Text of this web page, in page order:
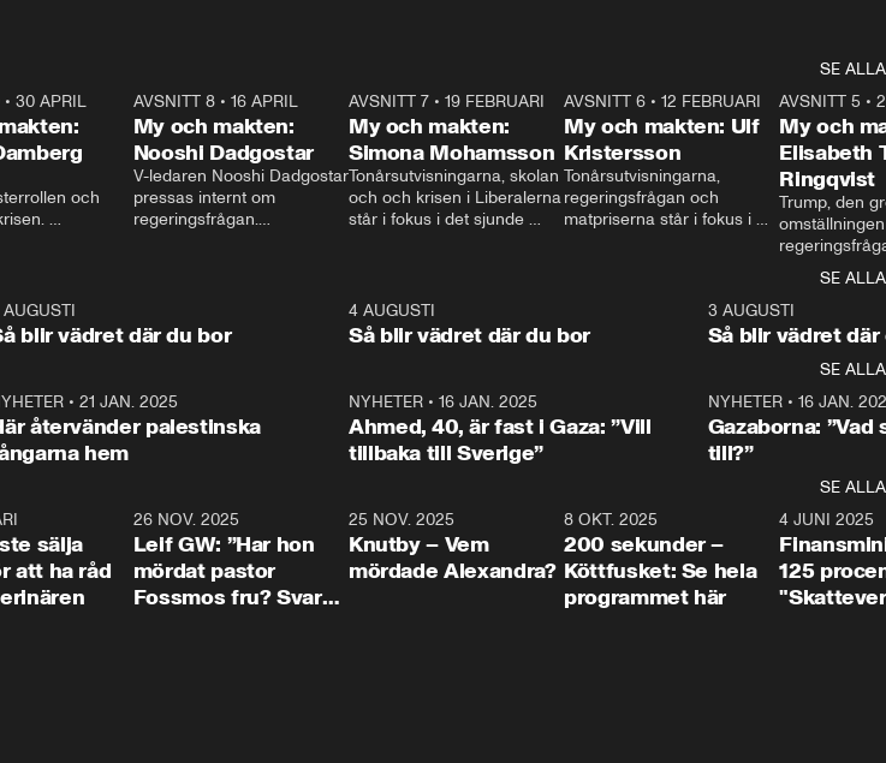
SE ALLA
• 30 APRIL
och
och Makten.
AVSNITT 8• 16 APRIL
My och makten:
Nooshi Dadgostar
V-ledaren Nooshi Dadgostar
pressas internt om
regeringsfrågan.
– Vi ställer upp i val. Ska vi
vara med så sitter vi förstås
24:30
AVSNITT 7• 19 FEBRUARI
My och makten:
Simona Mohamsson
Tonårsutvisningarna, skolan
och och krisen i Liberalerna
står i fokus i det sjunde
kommentator My
Rohwedder ställer
utbildnings- och
Mohamsson till svars.
27:30
AVSNITT 6 •12 FEBRUARI
My och makten: Ulf
Kristersson
Tonårsutvisningarna,
regeringsfrågan och
matpriserna står i fokus i
Rohwedder ställer
statsminister Ulf Kristersson
AVSNITT 5 •
My och
Elisabeth
Ringqvist
Trump, den
centrum i
avsnittet av
Makten”. Se
Aftonbladets
Rohwedder
Thand Ring
SE ALLA
blir vädret där du bor
4 AUGUSTI
Så blir vädret där du bor
3 AUGUSTI
Så blir vädret där
SE ALLA
•21 JAN. 2025
återvänder palestinska
hem
NYHETER• 16 JAN. 2025
Ahmed, 40, är fast i Gaza: ”Vill
tillbaka till Sverige”
NYHETER• 16 JAN.
Gazaborna:
till?”
SE ALLA
sälja
att ha råd
26 NOV. 2025
Leif GW: ”Har hon
mördat pastor
Fossmos fru? Svar
31:05
25 NOV. 2025
Knutby – Vem
mördade Alexandra?
4:29
8 OKT. 2025
200 sekunder –
Köttfusket: Se hela
programmet här
4 JUNI 2025
125